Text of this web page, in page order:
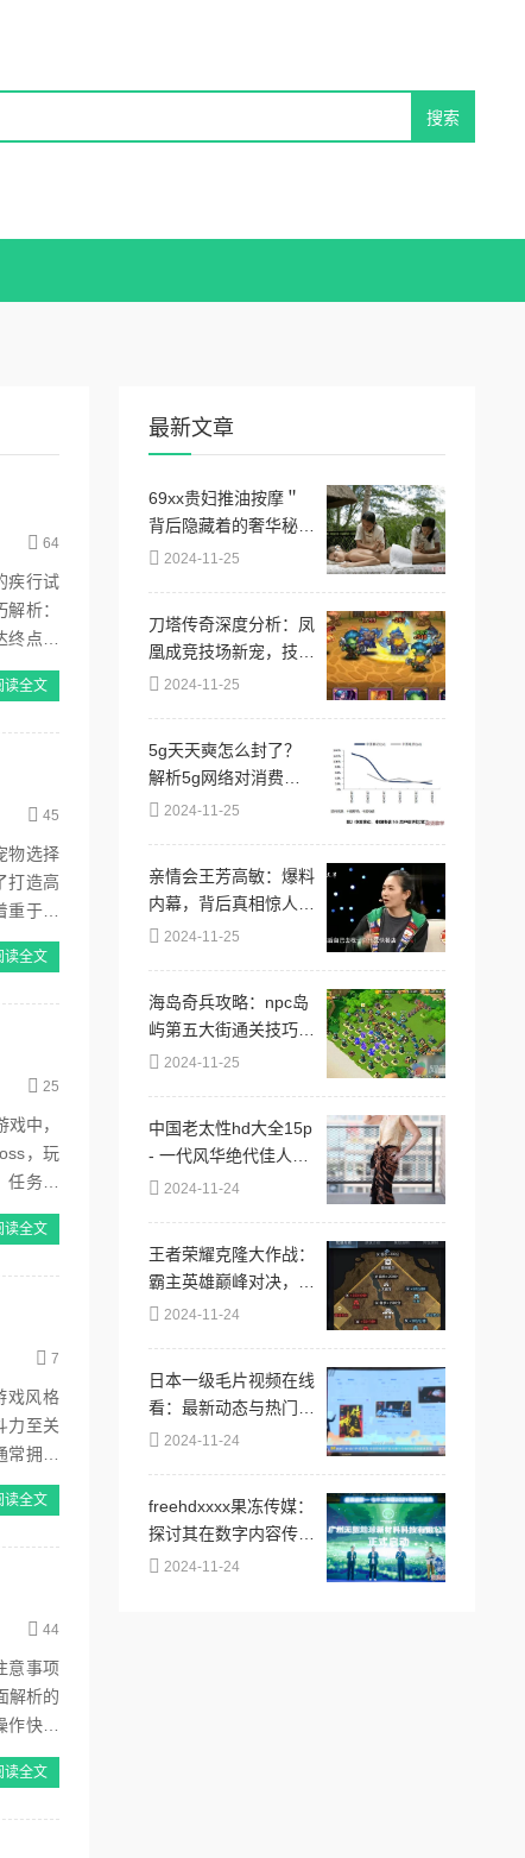
64
疾行试
析：
终点且
读全文
45
物选择
打造高
于提
读全文
25
中，
，玩
任务背
读全文
7
戏风格
力至关
拥有
读全文
44
意事项
解析的
作快捷
读全文
最新文章
69xx贵妇推油按摩＂
背后隐藏着的奢华秘
密，竟让无数客户心甘
2024-11-25
刀塔传奇深度分析：凤
凰成竞技场新宠，技能
与策略全面解析
2024-11-25
5g天天奭怎么封了？
解析5g网络对消费行
为的影响与产业动向背
2024-11-25
亲情会王芳高敏：爆料
内幕，背后真相惊人，
家庭矛盾曝光！
2024-11-25
海岛奇兵攻略：npc岛
屿第五大街通关技巧与
打法详解指南
2024-11-25
中国老太性hd大全15p
- 一代风华绝代佳人，
婀娜多姿惹人醉眼
2024-11-24
王者荣耀克隆大作战：
霸主英雄巅峰对决，谁
主沉浮？
2024-11-24
日本一级毛片视频在线
看：最新动态与热门话
题引发网友热议，探讨
2024-11-24
freehdxxxx果冻传媒：
探讨其在数字内容传播
中的角色与影响力
2024-11-24